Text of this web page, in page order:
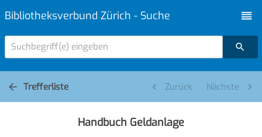
Bibliotheksverbund Zürich - Suche
Suchbegriff(e) eingeben
Trefferliste Zurück Nächste
Handbuch Geldanlage